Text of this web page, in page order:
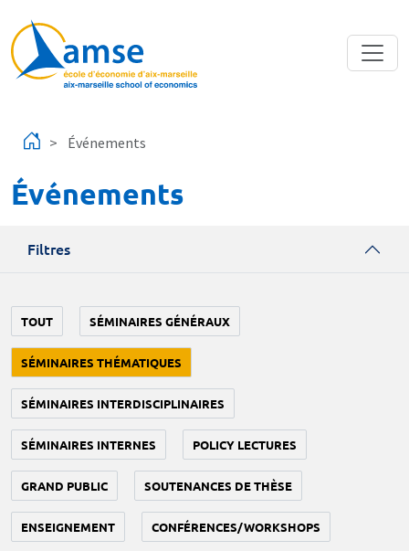
Événements
Événements
Filtres
TOUT SÉMINAIRES GÉNÉRAUX
SÉMINAIRES THÉMATIQUES
SÉMINAIRES INTERDISCIPLINAIRES
SÉMINAIRES INTERNES POLICY LECTURES
GRAND PUBLIC SOUTENANCES DE THÈSE
ENSEIGNEMENT CONFÉRENCES/WORKSHOPS